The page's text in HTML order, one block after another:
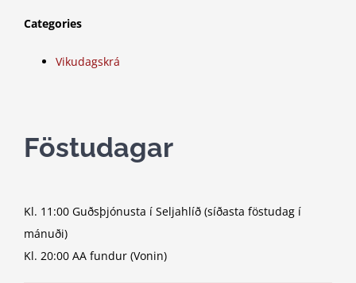
Categories
Vikudagskrá
Föstudagar
Kl. 11:00 Guðsþjónusta í Seljahlíð (síðasta föstudag í
mánuði)
Kl. 20:00 AA fundur (Vonin)